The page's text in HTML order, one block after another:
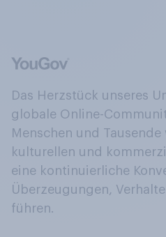
Das Herzstück unseres
globale Online-
Menschen und
kulturellen und
eine kontinuierliche
Überzeugungen,
führen.